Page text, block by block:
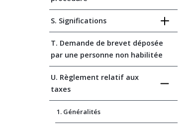
S. Significations
T. Demande de brevet déposée
par une personne non habilitée
U. Règlement relatif aux
taxes
1. Généralités